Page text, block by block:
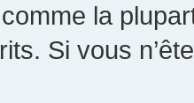
la
Si vous